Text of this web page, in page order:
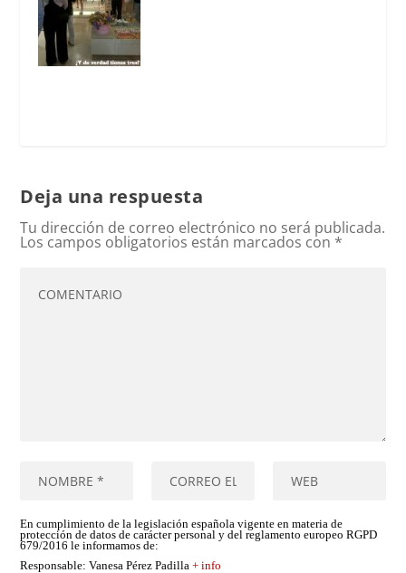
Deja una respuesta
Tu dirección de correo electrónico no será publicada.
Los campos obligatorios están marcados con *
En cumplimiento de la legislación española vigente en materia de
protección de datos de carácter personal y del reglamento europeo RGPD
679/2016 le informamos de:
Responsable: Vanesa Pérez Padilla+ info